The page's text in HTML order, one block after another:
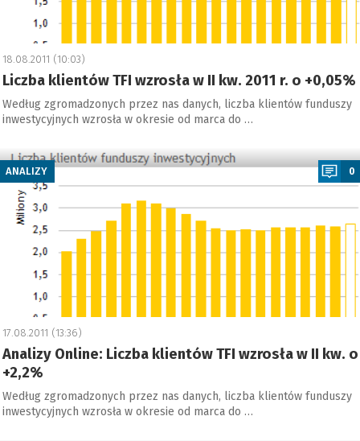
18.08.2011 (10:03)
Liczba klientów TFI wzrosła w II kw. 2011 r. o +0,05%
Według zgromadzonych przez nas danych, liczba klientów funduszy
inwestycyjnych wzrosła w okresie od marca do …
ANALIZY 0
17.08.2011 (13:36)
Analizy Online: Liczba klientów TFI wzrosła w II kw. o
+2,2%
Według zgromadzonych przez nas danych, liczba klientów funduszy
inwestycyjnych wzrosła w okresie od marca do …